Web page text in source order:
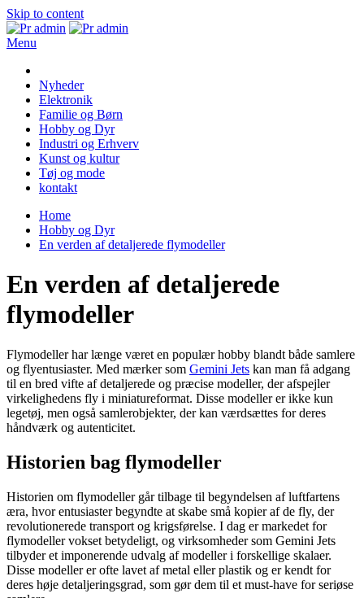
Skip to content
Menu
Nyheder
Elektronik
Familie og Børn
Hobby og Dyr
Industri og Erhverv
Kunst og kultur
Tøj og mode
kontakt
Home
Hobby og Dyr
En verden af detaljerede flymodeller
En verden af detaljerede
flymodeller
Flymodeller har længe været en populær hobby blandt både samlere
og flyentusiaster. Med mærker som Gemini Jets kan man få adgang
til en bred vifte af detaljerede og præcise modeller, der afspejler
virkelighedens fly i miniatureformat. Disse modeller er ikke kun
legetøj, men også samlerobjekter, der kan værdsættes for deres
håndværk og autenticitet.
Historien bag flymodeller
Historien om flymodeller går tilbage til begyndelsen af luftfartens
æra, hvor entusiaster begyndte at skabe små kopier af de fly, der
revolutionerede transport og krigsførelse. I dag er markedet for
flymodeller vokset betydeligt, og virksomheder som Gemini Jets
tilbyder et imponerende udvalg af modeller i forskellige skalaer.
Disse modeller er ofte lavet af metal eller plastik og er kendt for
deres høje detaljeringsgrad, som gør dem til et must-have for seriøse